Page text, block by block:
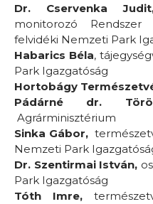
Dr. Cservenka
monitorozó
felvidéki Nemzeti Park
Habarics Béla,
Park Igazgatóság
Hortobágy
Pádárné dr.
Agrárminisztérium
Sinka Gábor,
Nemzeti Park
Dr. Szentirmai István,
Park Igazgatóság
Tóth Imre,